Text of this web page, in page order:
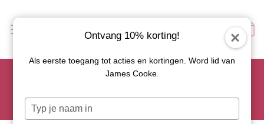
Scoor je favoriete tapasservies nu met 15% korting en
Let op: de actie geldt alleen op geselecteerde artikelen met
Ontvang 10% korting!
Als eerste toegang tot acties en kortingen. Word lid van
James Cooke.
Typ
je